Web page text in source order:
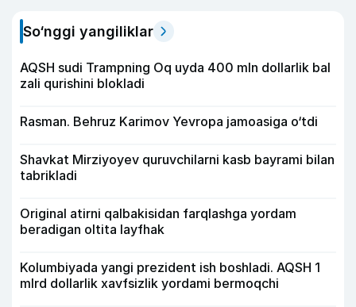
So‘nggi yangiliklar
AQSH sudi Trampning Oq uyda 400 mln dollarlik bal
zali qurishini blokladi
Rasman. Behruz Karimov Yevropa jamoasiga o‘tdi
Shavkat Mirziyoyev quruvchilarni kasb bayrami bilan
tabrikladi
Original atirni qalbakisidan farqlashga yordam
beradigan oltita layfhak
Kolumbiyada yangi prezident ish boshladi. AQSH 1
mlrd dollarlik xavfsizlik yordami bermoqchi